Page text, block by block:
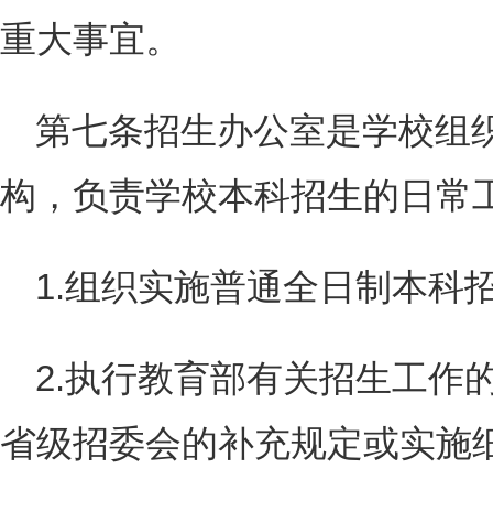
重大事宜。
第七条招生办公室是学校组
构，负责学校本科招生的日常
1.组织实施普通全日制本科
2.执行教育部有关招生工作
省级招委会的补充规定或实施